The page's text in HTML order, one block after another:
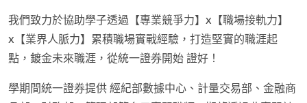
我們致力於協助學子透過【專業競爭力】x【職場接軌力】
x【業界人脈力】累積職場實戰經驗，打造堅實的職涯起
點，鍍金未來職涯，從統一證券開始 證好！
學期間統一證券提供 經紀部數據中心、計量交易部、金融商